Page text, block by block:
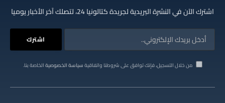
اشترك الآن في النشرة البريدية لجريدة كتالونيا 24، لتصلك آخر الأخبار يوميا
من خلال التسجيل، فإنك توافق على شروطنا واتفاقيةسياسة الخصوصيةالخاصة بنا.